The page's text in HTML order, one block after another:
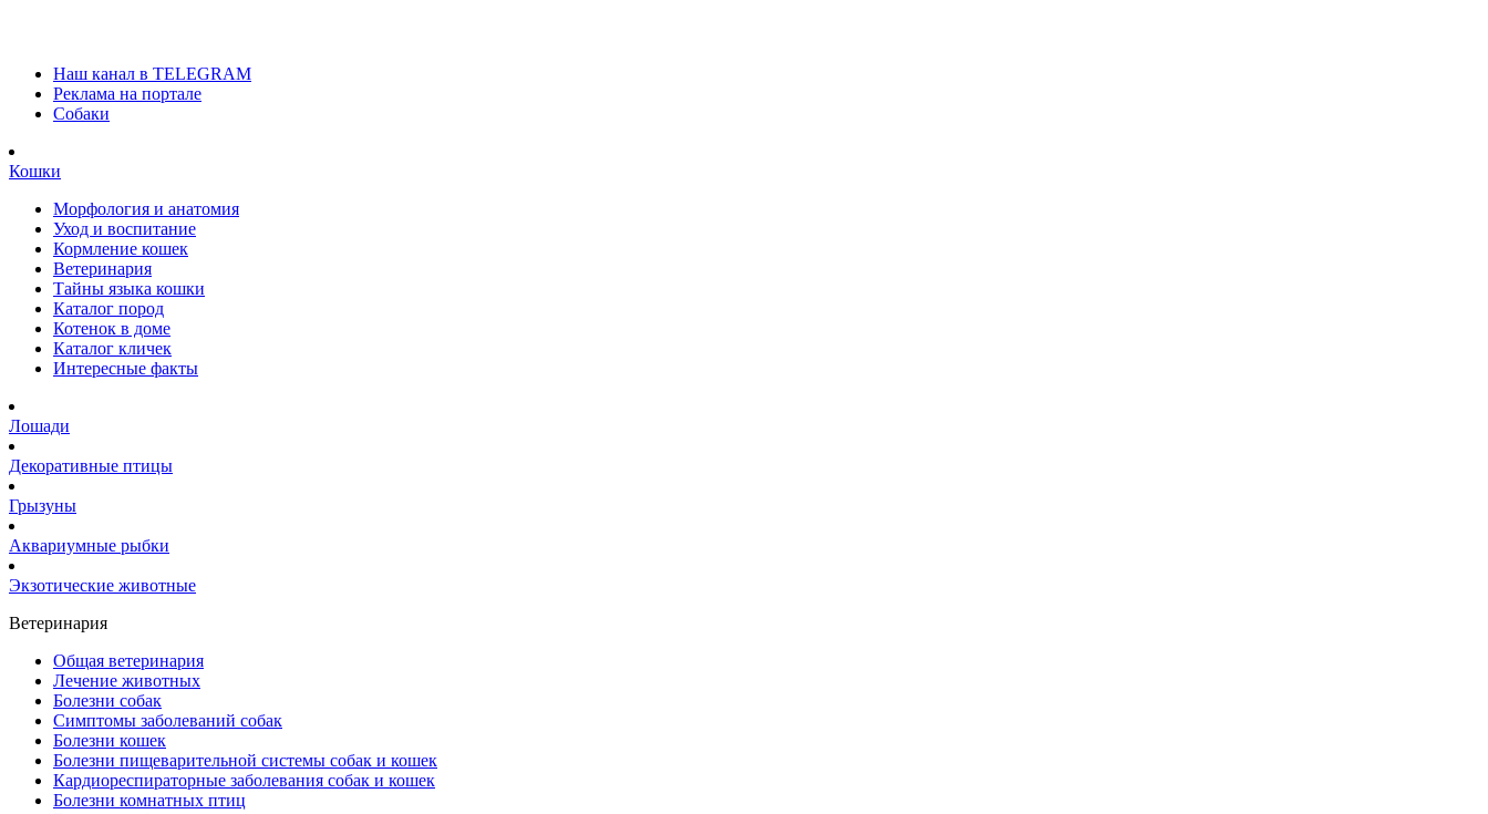
Наш канал в TELEGRAM
Реклама на портале
Собаки
Кошки
Морфология и анатомия
Уход и воспитание
Кормление кошек
Ветеринария
Тайны языка кошки
Каталог пород
Котенок в доме
Каталог кличек
Интересные факты
Лошади
Декоративные птицы
Грызуны
Аквариумные рыбки
Экзотические животные
Ветеринария
Общая ветеринария
Лечение животных
Болезни собак
Симптомы заболеваний собак
Болезни кошек
Болезни пищеварительной системы собак и кошек
Кардиореспираторные заболевания собак и кошек
Болезни комнатных птиц